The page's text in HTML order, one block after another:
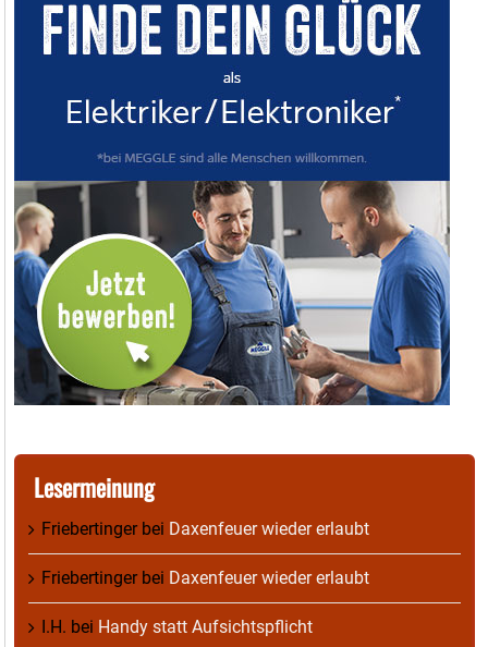
Lesermeinung
Friebertingerbei Daxenfeuer wieder erlaubt
Friebertingerbei Daxenfeuer wieder erlaubt
I.H. bei Handy statt Aufsichtspflicht